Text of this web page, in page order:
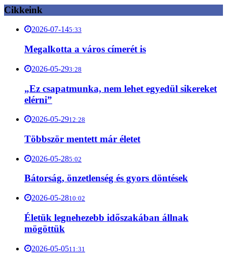
Cikkeink
2026-07-145:33
Megalkotta a város címerét is
2026-05-293:28
„Ez csapatmunka, nem lehet egyedül sikereket
elérni”
2026-05-2912:28
Többször mentett már életet
2026-05-285:02
Bátorság, önzetlenség és gyors döntések
2026-05-2810:02
Életük legnehezebb időszakában állnak
mögöttük
2026-05-0511:31